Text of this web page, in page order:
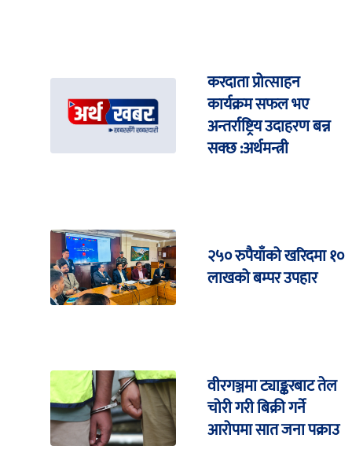
करदाता प्रोत्साहन
कार्यक्रम सफल भए
अन्तर्राष्ट्रिय उदाहरण बन्न
सक्छ :अर्थमन्त्री
२५० रुपैयाँको खरिदमा १०
लाखको बम्पर उपहार
वीरगञ्जमा ट्याङ्करबाट तेल
चोरी गरी बिक्री गर्ने
आरोपमा सात जना पक्राउ